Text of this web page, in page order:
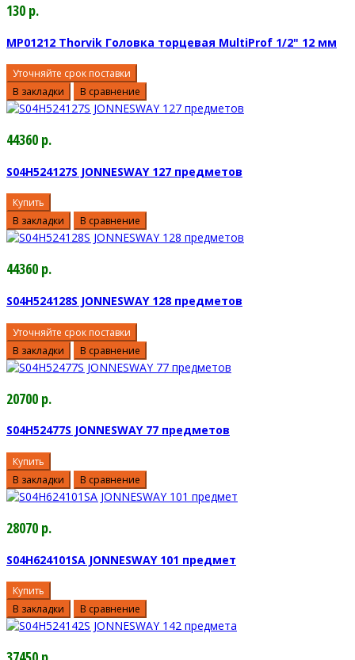
130 р.
MP01212 Thorvik Головка торцевая MultiProf 1/2" 12 мм
Уточняйте срок поставки
В закладки
В сравнение
44360 р.
S04H524127S JONNESWAY 127 предметов
Купить
В закладки
В сравнение
44360 р.
S04H524128S JONNESWAY 128 предметов
Уточняйте срок поставки
В закладки
В сравнение
20700 р.
S04H52477S JONNESWAY 77 предметов
Купить
В закладки
В сравнение
28070 р.
S04H624101SA JONNESWAY 101 предмет
Купить
В закладки
В сравнение